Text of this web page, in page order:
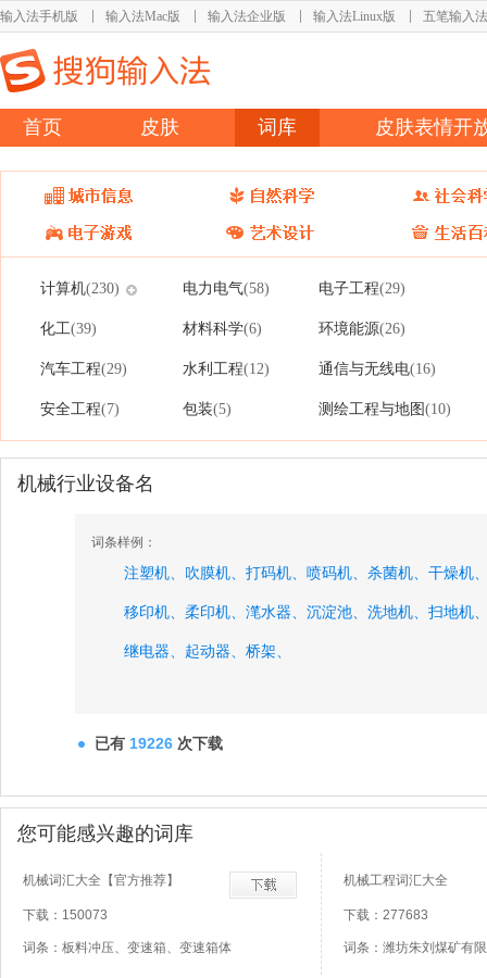
输入法手机版 输入法Mac版 输入法企业版 输入法Linux版 五笔输入法
首页 皮肤 词库 皮肤表情开
计算机(230) 电力电气(58) 电子工程(29)
化工(39) 材料科学(6) 环境能源(26)
汽车工程(29) 水利工程(12) 通信与无线电(16)
安全工程(7) 包装(5) 测绘工程与地图(10)
机械行业设备名
词条样例：
注塑机、 吹膜机、 打码机、 喷码机、 杀菌机、 干燥机
移印机、 柔印机、 滗水器、 沉淀池、 洗地机、 扫地机
继电器、 起动器、 桥架、
已有 19226 次下载
您可能感兴趣的词库
机械词汇大全【官方推荐】
下载：150073
词条：板料冲压、变速箱、变速箱体
机械工程词汇大全
下载：277683
词条：潍坊朱刘煤矿有